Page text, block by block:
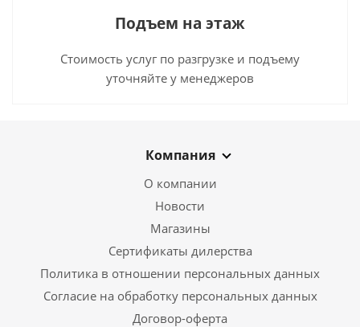
Подъем на этаж
Стоимость услуг по разгрузке и подъему
уточняйте у менеджеров
Компания
О компании
Новости
Магазины
Сертификаты дилерства
Политика в отношении персональных данных
Согласие на обработку персональных данных
Договор-оферта